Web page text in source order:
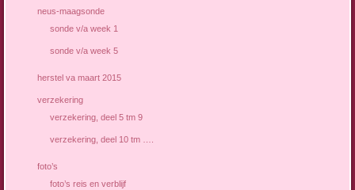
neus-maagsonde
sonde v/a week 1
sonde v/a week 5
herstel va maart 2015
verzekering
verzekering, deel 5 tm 9
verzekering, deel 10 tm ….
foto’s
foto’s reis en verblijf